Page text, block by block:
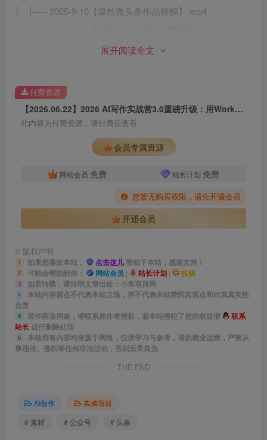
│ ├── 2025-9-10【爆款微头条作品拆解】.mp4
│ ├── 2025-9-15【怎样写出一个爆款微头条作品
录.mp4
│ ├── 2025-9-16【1+1+1写作法2.0】.mp4
│ ├── 2025-9-17【怎样利用好同行作者的爆款作品】.mp4
│ ├── 2025-9-18【用Ai写微头条作品2.0】.mp4
│ ├── 2025-9-19【爆款作品写作思维3.0】.mp4
│ ├── 2025-9-22【爆款微头条作品拆解】.mp4
│ ├── 2025-9-23【怎样让作品更有吸引力】.mp4
│ ├── 2025-9-24【爆款微头条作品解析】.mp4
│ ├── 2025-9-29【爆款作品写作思维】.mp4
│ ├── 2025-10-8【爆款作品写作思维】.mp4
│ ├── 2025-10-9【爆款微头条作品拆解】.mp4
│ ├── 2025-10-11【怎样仿写爆款微头条作品】.mp4
│ ├── 2025-10-13【微头条怎样设置钩子】.mp4
│ ├── 2025-10-14【怎样利用好同行的爆款作品】.wmv
│ ├── 2025-10-15《微头条写作注意事项》.mp4
│ ├── 2025-10-17【爆款微头条作品拆解】.mp4
│ ├── 2025-10-20【爆款微头条作品写作思维】.mp4
展开阅读全文
【2026.06.22】2026 AI写作实战营3.0重磅升级：用Workbuddy打造专属写作Skill，轻松去AI痕迹，引爆微头条与公众号变现！
此内容为付费资源，请付费后查看
会员专属资源
网站会员 免费 站长计划 免费
您暂无购买权限，请先开通会员
开通会员
付费资源
© 版权声明
1 如果您喜欢本站， 点击这儿赞助下本站，感谢支持！
2 可能会帮助到你： 网站会员 | 站长计划 | 投稿
3 如若转载，请注明文章出处：小鱼项目网
4
本站内容观点不代表本站立场，并不代表本站赞同其观点和对其真实性
负责
5 若作商业用途，请联系原作者授权，若本站侵犯了您的权益请
联系
站长进行删除处理
6
本站所有内容均来源于网络，仅供学习与参考，请勿商业运营，严禁从
事违法、侵权等任何非法活动，否则后果自负
THE END
AI创作
实操项目
# 素材
# 公众号 # 头条